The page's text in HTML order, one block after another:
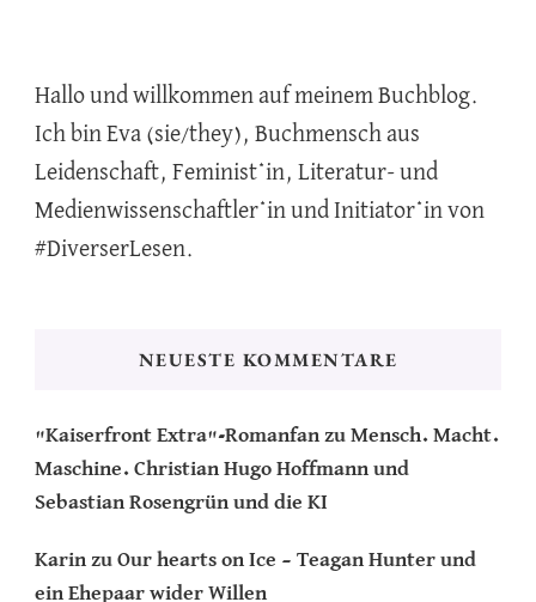
Hallo und willkommen auf meinem Buchblog.
Ich bin Eva (sie/they), Buchmensch aus
Leidenschaft, Feminist*in, Literatur- und
Medienwissenschaftler*in und Initiator*in von
#DiverserLesen.
NEUESTE KOMMENTARE
"Kaiserfront Extra"-Romanfan zu Mensch. Macht.
Maschine. Christian Hugo Hoffmann und
Sebastian Rosengrün und die KI
Karin zu Our hearts on Ice – Teagan Hunter und
ein Ehepaar wider Willen